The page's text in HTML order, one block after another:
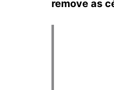
remove as